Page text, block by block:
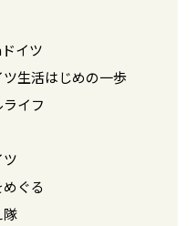
イツ
生活はじめの一歩
イフ
ぐる
隊